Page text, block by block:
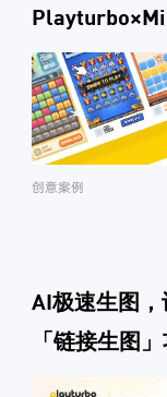
创意案例
AI极速生图
「链接生图